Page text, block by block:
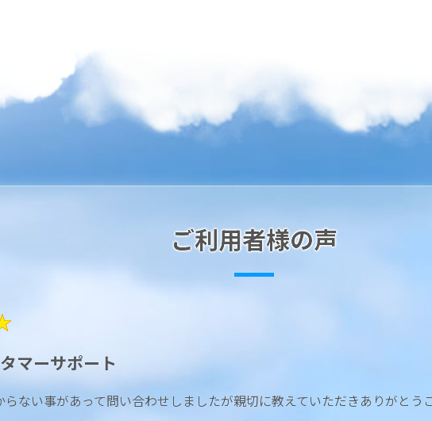
ご利用者様の声
マーサポート
ない事があって問い合わせしましたが親切に教えていただきありがとう